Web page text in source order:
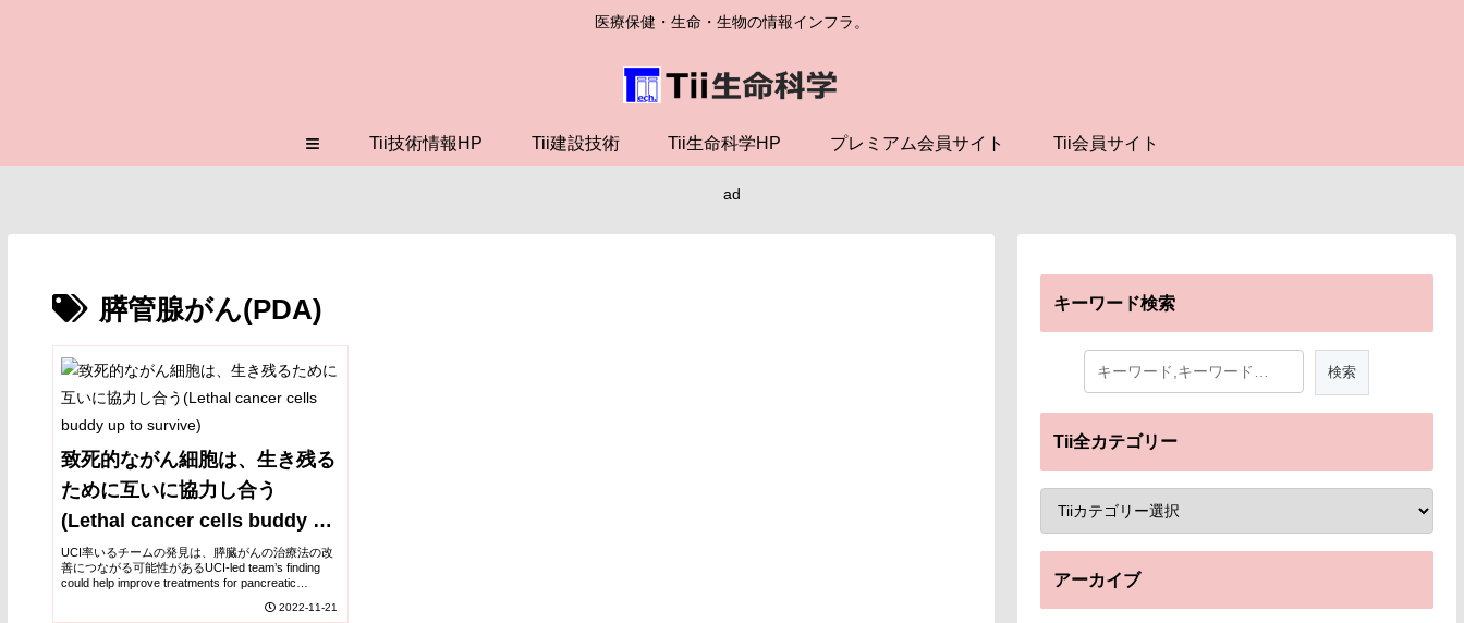
医療保健・生命・生物の情報インフラ。
≡ Tii技術情報HP Tii建設技術 Tii生命科学HP プレミアム会員サイト Tii会員サイト
ad
膵管腺がん(PDA)
致死的ながん細胞は、生き残る
ために互いに協力し合う
(Lethal cancer cells buddy up
to survive)
UCI率いるチームの発見は、膵臓がんの治療法の改
善につながる可能性があるUCI-led team’s finding
could help improve treatments for pancreatic
2022-11-21
キーワード検索
Tii全カテゴリー
アーカイブ